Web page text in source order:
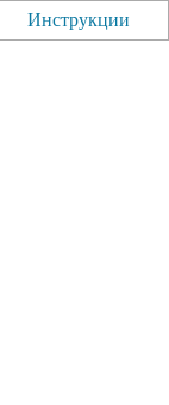
Инструкции